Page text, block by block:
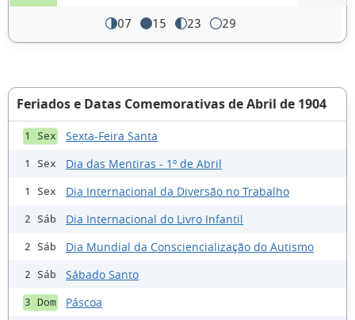
07 15 23 29
Feriados e Datas Comemorativas de Abril de 1904
1 Sex Sexta-Feira Santa
1 Sex Dia das Mentiras - 1º de Abril
1 Sex Dia Internacional da Diversão no Trabalho
2 Sáb Dia Internacional do Livro Infantil
2 Sáb Dia Mundial da Consciencialização do Autismo
2 Sáb Sábado Santo
3 Dom Páscoa